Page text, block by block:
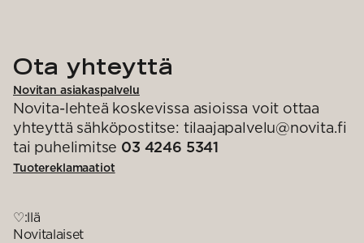
Ota yhteyttä
Novitan asiakaspalvelu
Novita-lehteä koskevissa asioissa voit ottaa
yhteyttä sähköpostitse: tilaajapalvelu@novita.fi
tai puhelimitse 03 4246 5341
Tuotereklamaatiot
♡:llä
Novitalaiset